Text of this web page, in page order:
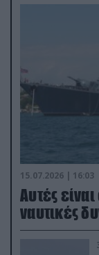
15.07.2026 | 16:03
Aυτές
ναυτικές